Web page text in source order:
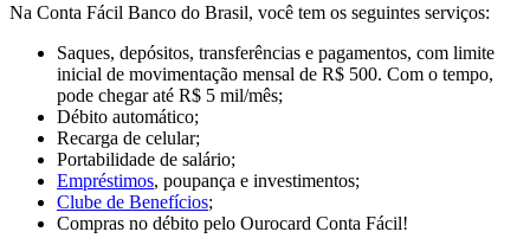
Na Conta Fácil Banco do Brasil, você tem os seguintes serviços:
Saques, depósitos, transferências e pagamentos, com limite
inicial de movimentação mensal de R$ 500. Com o tempo,
pode chegar até R$ 5 mil/mês;
Débito automático;
Recarga de celular;
Portabilidade de salário;
Empréstimos, poupança e investimentos;
Clube de Benefícios;
Compras no débito pelo Ourocard Conta Fácil!